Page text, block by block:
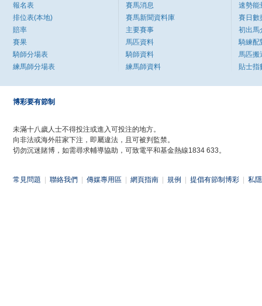
報名表
排位表(本地)
賠率
賽果
騎師分場表
練馬師分場表
賽馬消息
賽馬新聞資料庫
主要賽事
馬匹資料
騎師資料
練馬師資料
速勢能
賽日數
初出馬
騎練配
馬匹搬
貼士指
博彩要有節制
未滿十八歲人士不得投注或進入可投注的地方。
向非法或海外莊家下注，即屬違法，且可被判監禁。
切勿沉迷賭博，如需尋求輔導協助，可致電平和基金熱線1834 633。
常見問題 聯絡我們 傳媒專用區 網頁指南 規例 提倡有節制博彩 私